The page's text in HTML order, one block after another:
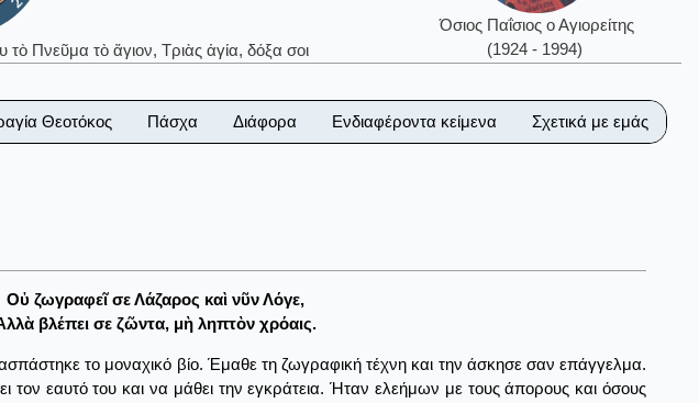
Πνεῦμα τὸ ἅγιον, Τριὰς ἁγία, δόξα σοι
Όσιος Παΐσιος ο Αγιορείτης
(1924 - 1994)
Θεοτόκος Πάσχα Διάφορα Ενδιαφέροντα κείμενα Σχετικά με εμάς
Οὐ ζωγραφεῖ σε Λάζαρος καὶ νῦν Λόγε,
βλέπει σε ζῶντα, μὴ ληπτὸν χρόαις.
το μοναχικό βίο. Έμαθε τη ζωγραφική τέχνη και την άσκησε σαν επάγγελμα.
τον εαυτό του και να μάθει την εγκράτεια. Ήταν ελεήμων με τους άπορους και όσους